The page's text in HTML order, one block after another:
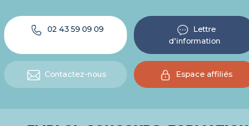
02 43 59 09 09
Lettre
d'information
Contactez-nous Espace affiliés